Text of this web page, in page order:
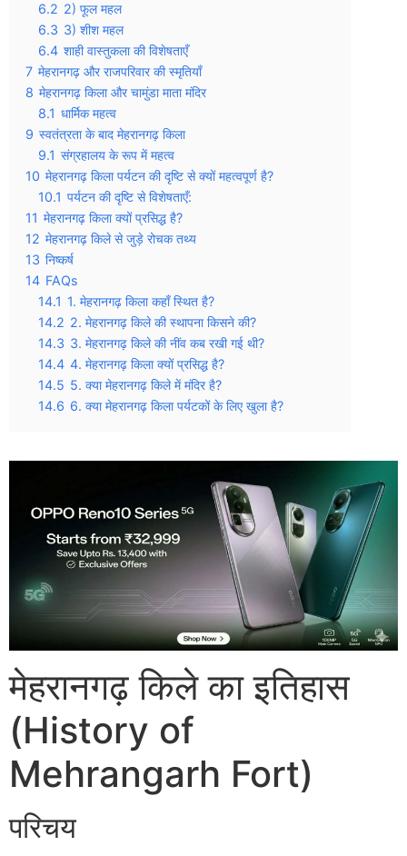
6.2 2) फूल महल
6.3 3) शीश महल
6.4 शाही वास्तुकला की विशेषताएँ
7 मेहरानगढ़ और राजपरिवार की स्मृतियाँ
8 मेहरानगढ़ किला और चामुंडा माता मंदिर
8.1 धार्मिक महत्व
9 स्वतंत्रता के बाद मेहरानगढ़ किला
9.1 संग्रहालय के रूप में महत्व
10 मेहरानगढ़ किला पर्यटन की दृष्टि से क्यों महत्वपूर्ण है?
10.1 पर्यटन की दृष्टि से विशेषताएँ:
11 मेहरानगढ़ किला क्यों प्रसिद्ध है?
12 मेहरानगढ़ किले से जुड़े रोचक तथ्य
13 निष्कर्ष
14 FAQs
14.1 1. मेहरानगढ़ किला कहाँ स्थित है?
14.2 2. मेहरानगढ़ किले की स्थापना किसने की?
14.3 3. मेहरानगढ़ किले की नींव कब रखी गई थी?
14.4 4. मेहरानगढ़ किला क्यों प्रसिद्ध है?
14.5 5. क्या मेहरानगढ़ किले में मंदिर है?
14.6 6. क्या मेहरानगढ़ किला पर्यटकों के लिए खुला है?
मेहरानगढ़ किले का इतिहास
(History of
Mehrangarh Fort)
परिचय